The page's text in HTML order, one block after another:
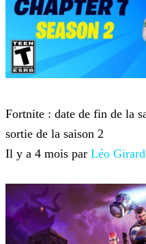
Fortnite : date de fin de la
sortie de la saison 2
Il y a 4 mois par Léo